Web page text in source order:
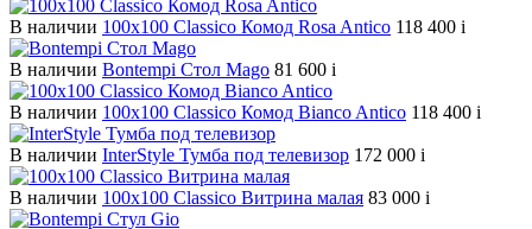
В наличии 100х100 Classico Комод Rosa Antico 118 400 i
В наличии Bontempi Стол Mago 81 600 i
В наличии 100х100 Classico Комод Bianco Antico 118 400 i
В наличии InterStyle Тумба под телевизор 172 000 i
В наличии 100х100 Classico Витрина малая 83 000 i